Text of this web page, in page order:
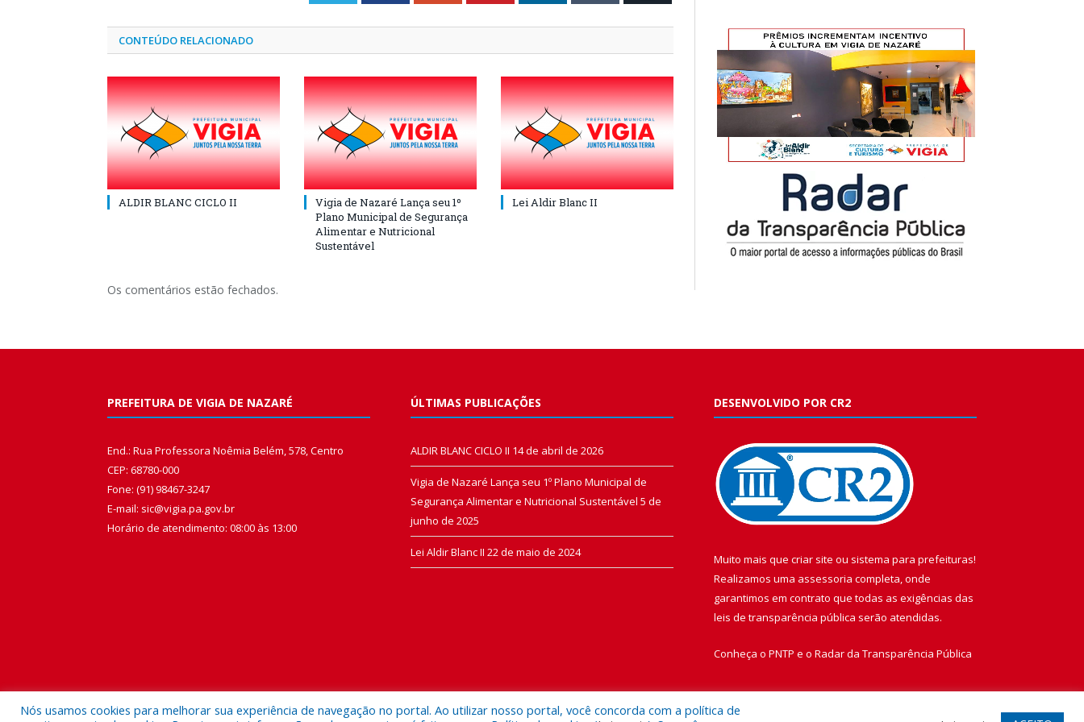
CONTEÚDO RELACIONADO
ALDIR BLANC CICLO II
Vigia de Nazaré Lança seu 1º
Plano Municipal de Segurança
Alimentar e Nutricional
Sustentável
Lei Aldir Blanc II
Os comentários estão fechados.
PREFEITURA DE VIGIA DE NAZARÉ
End.: Rua Professora Noêmia Belém, 578, Centro
CEP: 68780-000
Fone: (91) 98467-3247
E-mail: sic@vigia.pa.gov.br
Horário de atendimento: 08:00 às 13:00
ÚLTIMAS PUBLICAÇÕES
ALDIR BLANC CICLO II 14 de abril de 2026
Vigia de Nazaré Lança seu 1º Plano Municipal de
Segurança Alimentar e Nutricional Sustentável 5 de
junho de 2025
Lei Aldir Blanc II 22 de maio de 2024
DESENVOLVIDO POR CR2
Muito mais que criar site ou sistema para prefeituras!
Realizamos uma assessoria completa, onde
garantimos em contrato que todas as exigências das
leis de transparência pública serão atendidas.
Conheça o PNTP e o Radar da Transparência Pública
Nós usamos cookies para melhorar sua experiência de navegação no portal. Ao utilizar nosso portal, você concorda com a política de